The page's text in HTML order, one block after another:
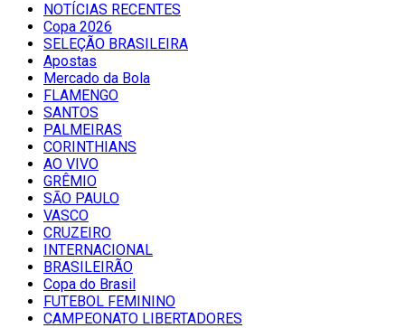
NOTÍCIAS RECENTES
Copa 2026
SELEÇÃO BRASILEIRA
Apostas
Mercado da Bola
FLAMENGO
SANTOS
PALMEIRAS
CORINTHIANS
AO VIVO
GRÊMIO
SĀO PAULO
VASCO
CRUZEIRO
INTERNACIONAL
BRASILEIRÃO
Copa do Brasil
FUTEBOL FEMININO
CAMPEONATO LIBERTADORES